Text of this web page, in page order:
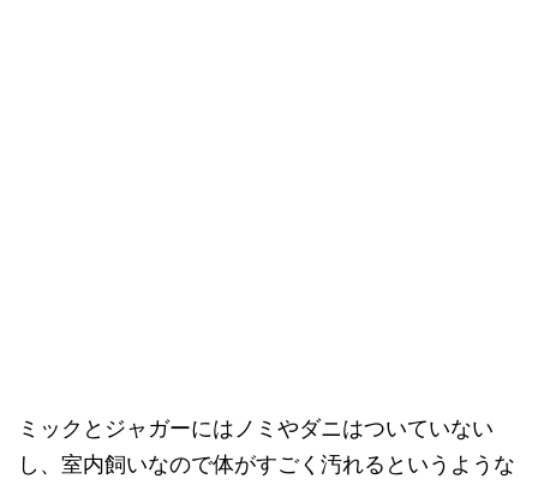
ミックとジャガーにはノミやダニはついていない
し、室内飼いなので体がすごく汚れるというような